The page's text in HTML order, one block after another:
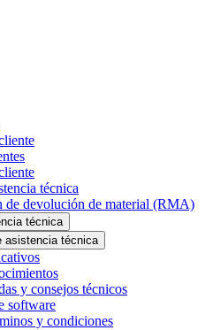
técnica
de devolución de material (RMA)
técnica
asistencia técnica
y consejos técnicos
software
y condiciones